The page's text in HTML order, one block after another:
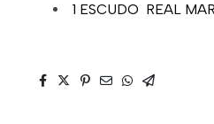
1 ESCUDO REAL